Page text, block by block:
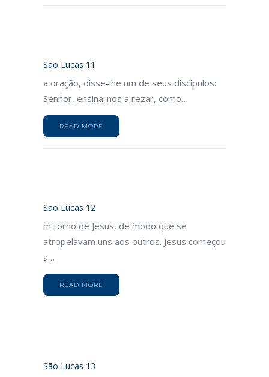
São Lucas 11
a oração, disse-lhe um de seus discípulos:
Senhor, ensina-nos a rezar, como…
READ MORE
São Lucas 12
m torno de Jesus, de modo que se
atropelavam uns aos outros. Jesus começou
a…
READ MORE
São Lucas 13